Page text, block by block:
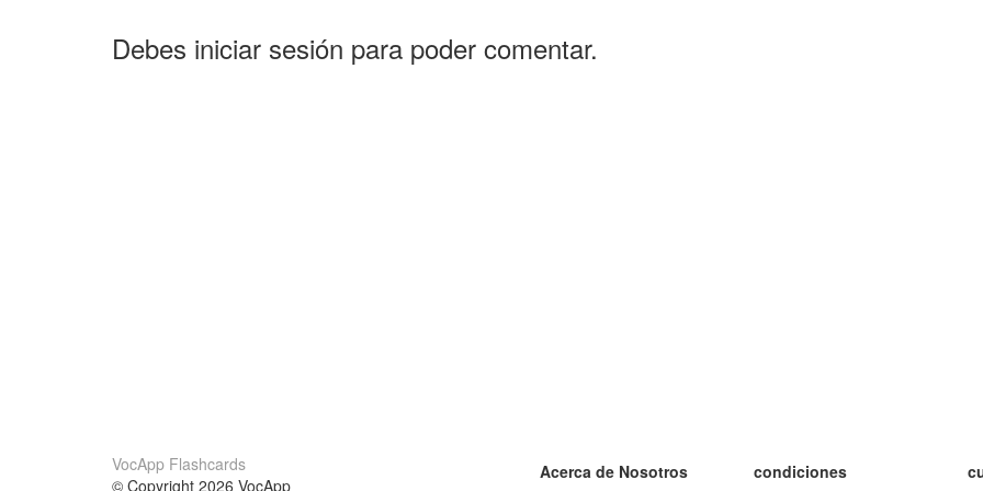
Debes iniciar sesión para poder comentar.
VocApp Flashcards
© Copyright 2026 VocApp
Acerca de Nosotros condiciones